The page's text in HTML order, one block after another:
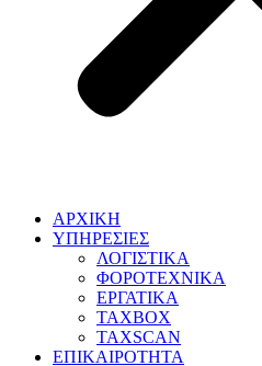
ΑΡΧΙΚΗ
ΥΠΗΡΕΣΙΕΣ
ΛΟΓΙΣΤΙΚΑ
ΦΟΡΟΤΕΧΝΙΚΑ
ΕΡΓΑΤΙΚΑ
TAXBOX
TAXSCAN
ΕΠΙΚΑΙΡΟΤΗΤΑ